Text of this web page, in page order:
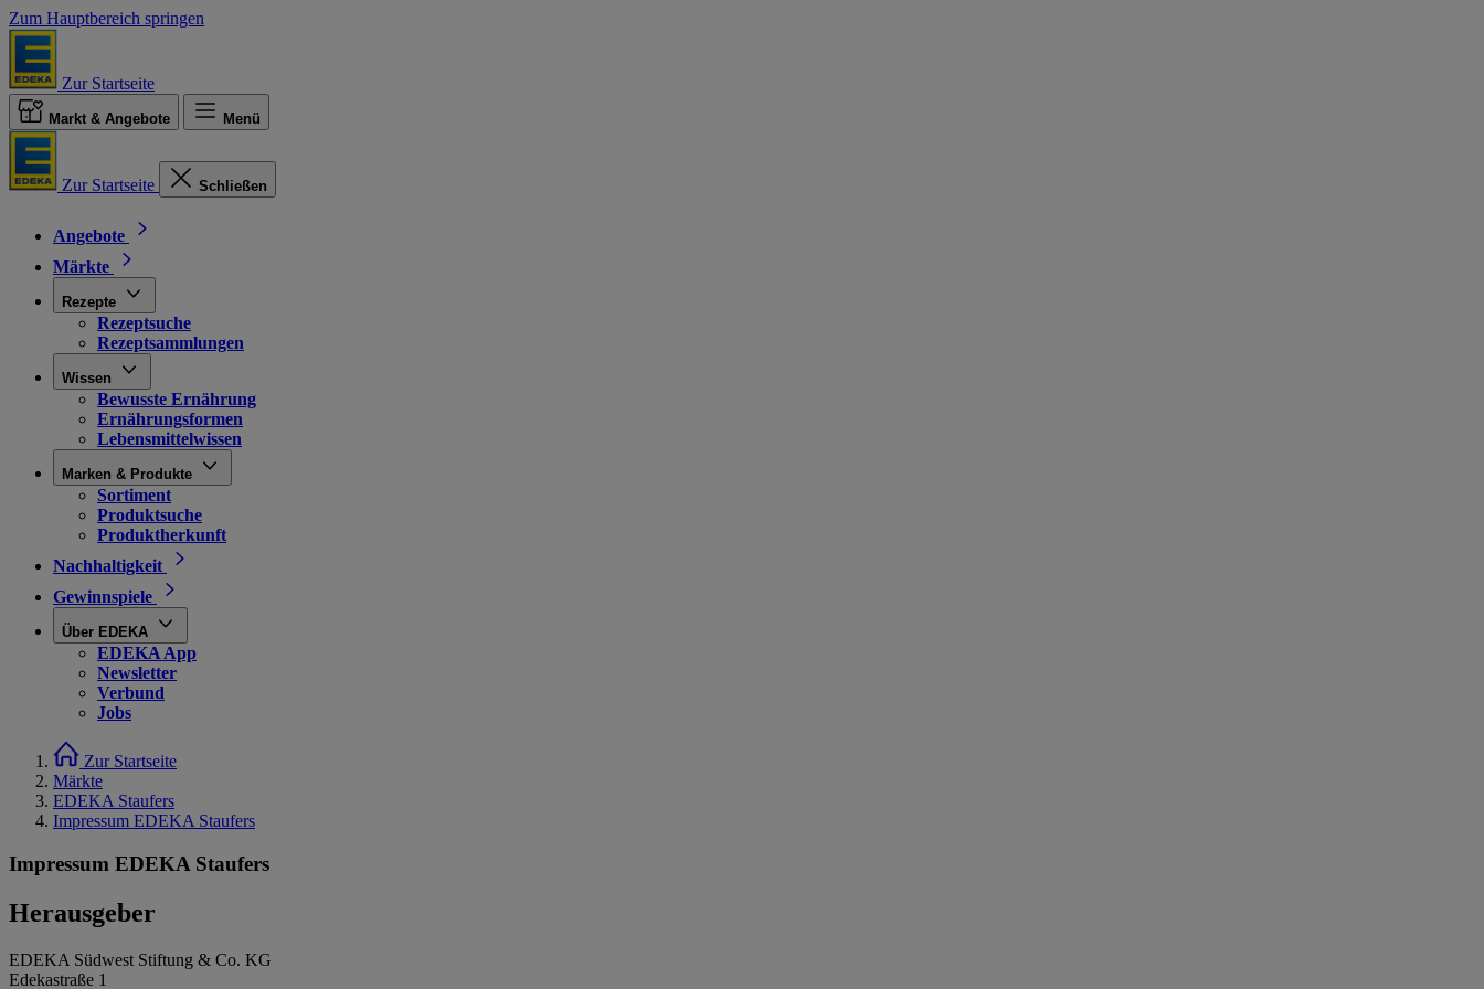
Zum Hauptbereich springen
Zur Startseite
Markt & Angebote Menü
Zur Startseite Schließen
Angebote
Märkte
Rezepte
Rezeptsuche
Rezeptsammlungen
Wissen
Bewusste Ernährung
Ernährungsformen
Lebensmittelwissen
Marken & Produkte
Sortiment
Produktsuche
Produktherkunft
Nachhaltigkeit
Gewinnspiele
Über EDEKA
EDEKA App
Newsletter
Verbund
Jobs
Zur Startseite
Märkte
EDEKA Staufers
Impressum EDEKA Staufers
Impressum EDEKA Staufers
Herausgeber
EDEKA Südwest Stiftung & Co. KG
Edekastraße 1